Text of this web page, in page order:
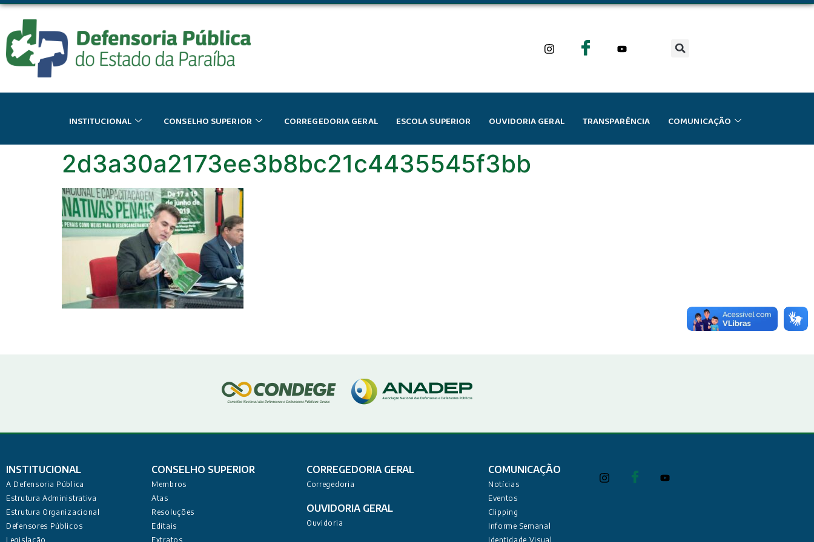
INSTITUCIONAL CONSELHO SUPERIOR CORREGEDORIA GERAL ESCOLA SUPERIOR OUVIDORIA GERAL TRANSPARÊNCIA COMUNICAÇÃO
2d3a30a2173ee3b8bc21c4435545f3bb
INSTITUCIONAL
A Defensoria Pública
Estrutura Administrativa
Estrutura Organizacional
Defensores Públicos
Legislação
CONSELHO SUPERIOR
Membros
Atas
Resoluções
Editais
Extratos
CORREGEDORIA GERAL
Corregedoria
OUVIDORIA GERAL
Ouvidoria
COMUNICAÇÃO
Notícias
Eventos
Clipping
Informe Semanal
Identidade Visual